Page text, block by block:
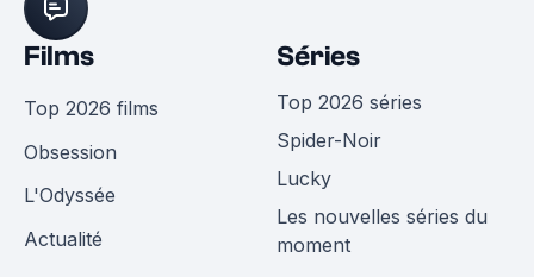
Films
Top 2026 films
Obsession
L'Odyssée
Actualité
Séries
Top 2026 séries
Spider-Noir
Lucky
Les nouvelles séries du
moment